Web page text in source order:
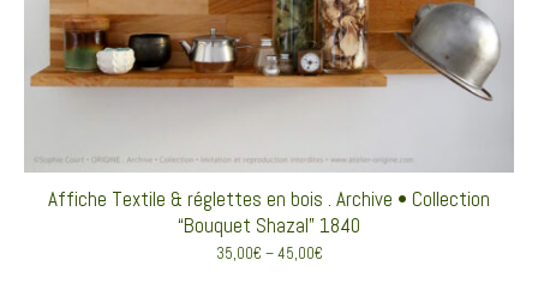
Affiche Textile & réglettes en bois . Archive • Collection
“Bouquet Shazal” 1840
35,00€ –45,00€